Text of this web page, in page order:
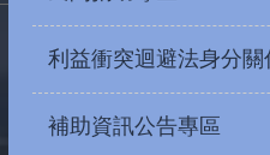
利益衝突迴避法身分關
補助資訊公告專區